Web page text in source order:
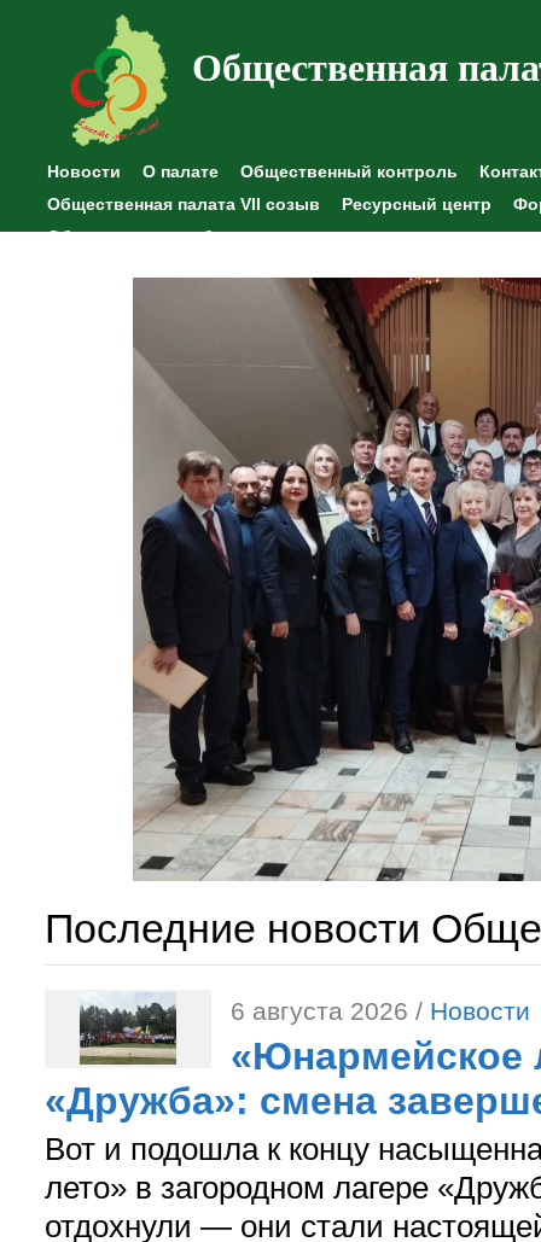
Общественная
Новости О палате Общественный контроль
Общественная палата VII созыв
Ресурсный центр
Общественные наблюдения
Последние новости
6 августа 2026 / Новости
«Юнармейское
«Дружба»: смена
Вот и подошла к концу
лето» в загородном лагере
отдохнули — они стали